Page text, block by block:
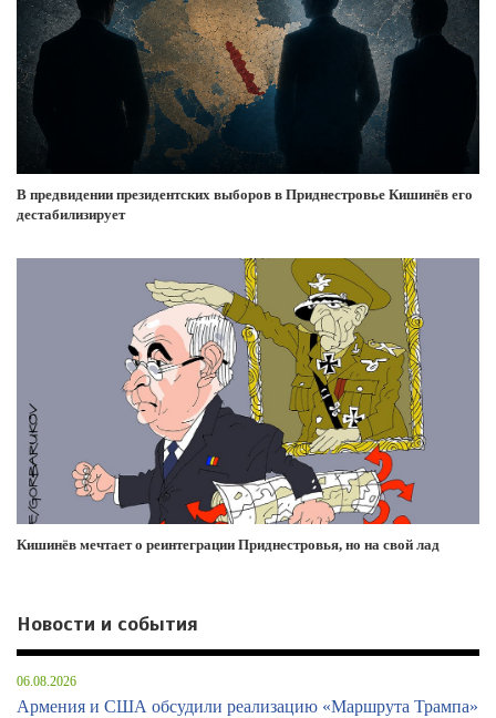
В предвидении президентских выборов в Приднестровье Кишинёв его
дестабилизирует
Кишинёв мечтает о реинтеграции Приднестровья, но на свой лад
Новости и события
06.08.2026
Армения и США обсудили реализацию «Маршрута Трампа»